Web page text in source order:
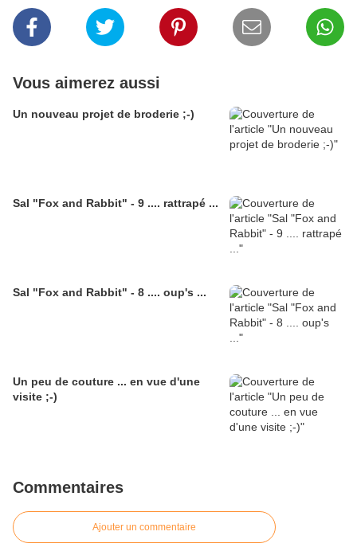
Vous aimerez aussi
Un nouveau projet de broderie ;-)
Sal "Fox and Rabbit" - 9 .... rattrapé ...
Sal "Fox and Rabbit" - 8 .... oup's ...
Un peu de couture ... en vue d'une
visite ;-)
Commentaires
Ajouter un commentaire